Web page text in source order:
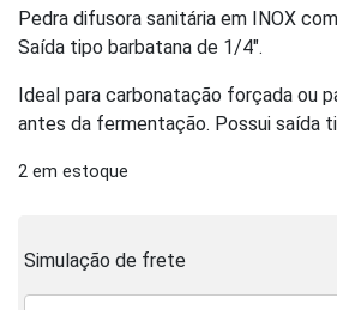
of
5
Pedra difusora sanitária em INOX
Saída tipo barbatana de 1/4″.
Ideal para carbonatação forçada ou
antes da fermentação. Possui saída
2 em estoque
Simulação de frete